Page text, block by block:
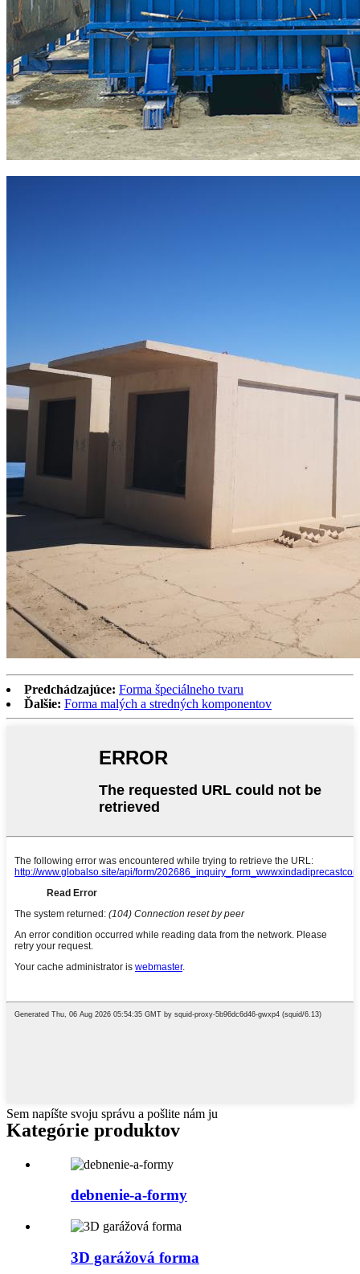
Predchádzajúce: Forma špeciálneho tvaru
Ďalšie: Forma malých a stredných komponentov
Sem napíšte svoju správu a pošlite nám ju
Kategórie produktov
debnenie-a-formy
3D garážová forma